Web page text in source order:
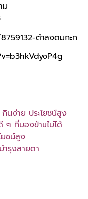
ม
ตำลงตมกะท
นง่าย ประโยชน์สูง
ๆ ที่มองข้ามไม่ได้
ยชน์สูง
รุงสายตา